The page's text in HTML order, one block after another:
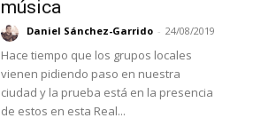
música
Daniel Sánchez-Garrido - 24/08/2019
Hace tiempo que los grupos locales
vienen pidiendo paso en nuestra
ciudad y la prueba está en la presencia
de estos en esta Real...